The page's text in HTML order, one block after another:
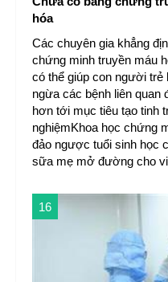
hóa
Các chuyên gia khẳng
chứng minh truyền máu
có thể giúp con người trẻ
ngừa các bệnh liên quan
hơn tới mục tiêu tạo tinh
nghiệmKhoa học chứng
đảo ngược tuổi sinh học
sữa mẹ mở đường cho
16